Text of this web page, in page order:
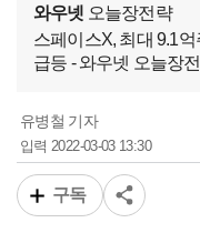
와우넷 오늘장전략
스페이스X, 최대 9.1
급등 - 와우넷 오늘장
유병철 기자
입력2022-03-03 13:30
구독